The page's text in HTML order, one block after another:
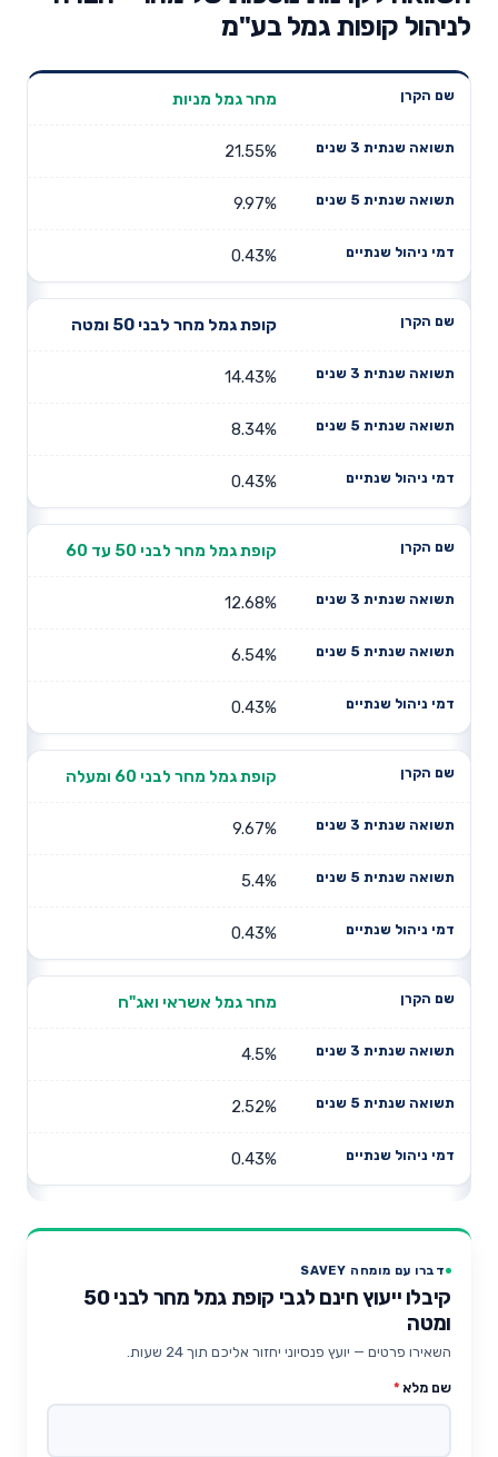
לניהול קופות גמל בע"מ
שנים
תשואה
מחר גמל מניות
21.55%
9.97%
0.43%
קופת גמל מחר לבני 50 ומטה
14.43%
8.34%
0.43%
קופת גמל מחר לבני 50 עד 60
12.68%
6.54%
0.43%
קופת גמל מחר לבני 60 ומעלה
9.67%
5.4%
0.43%
מחר גמל אשראי ואג"ח
4.5%
2.52%
0.43%
דברו עם מומחה SAVEY
קיבלו ייעוץ חינם לגבי קופת גמל מחר לבני 50
ומטה
השאירו פרטים — יועץ פנסיוני יחזור אליכם תוך 24 שעות.
שם מלא *